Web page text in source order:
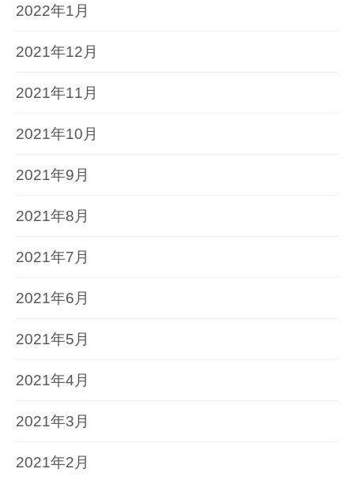
2022年1月
2021年12月
2021年11月
2021年10月
2021年9月
2021年8月
2021年7月
2021年6月
2021年5月
2021年4月
2021年3月
2021年2月